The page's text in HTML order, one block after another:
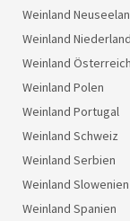
Weinland
Weinland
Weinland Österreich
Weinland Polen
Weinland Portugal
Weinland Schweiz
Weinland Serbien
Weinland Slowenien
Weinland Spanien